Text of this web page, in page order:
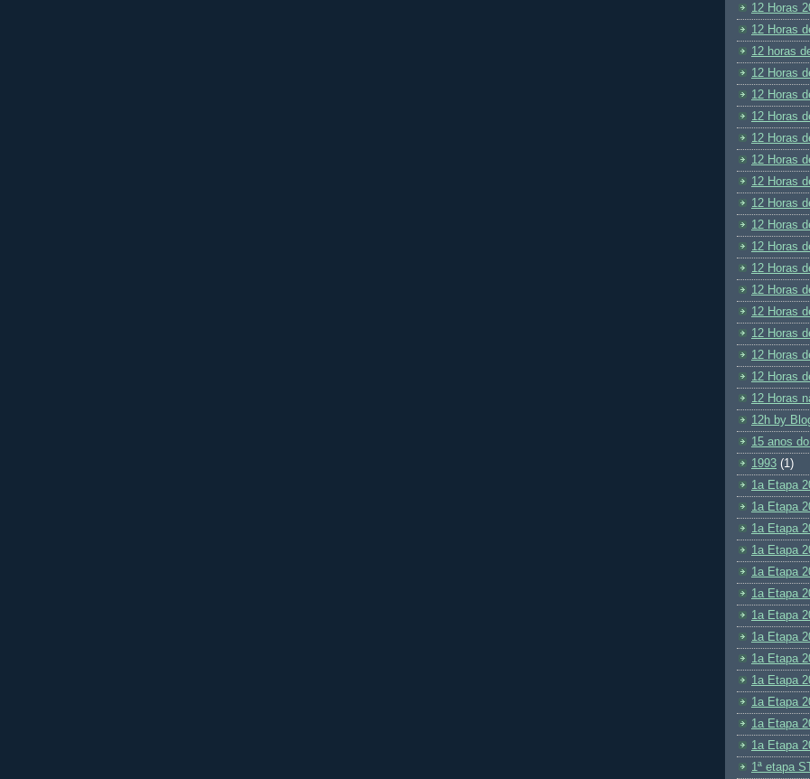
12 Horas
12 Horas
12 horas
12 Horas
12 Horas
12 Horas
12 Horas
12 Horas
12 Horas
12 Horas
12 Horas
12 Horas
12 Horas
12 Horas
12 Horas
12 Horas
12 Horas
12 Horas
12 Horas
12h by
15 anos
1993 (1)
1a Etapa
1a Etapa
1a Etapa
1a Etapa
1a Etapa
1a Etapa
1a Etapa
1a Etapa
1a Etapa
1a Etapa
1a Etapa
1a Etapa
1a Etapa
1ª etapa